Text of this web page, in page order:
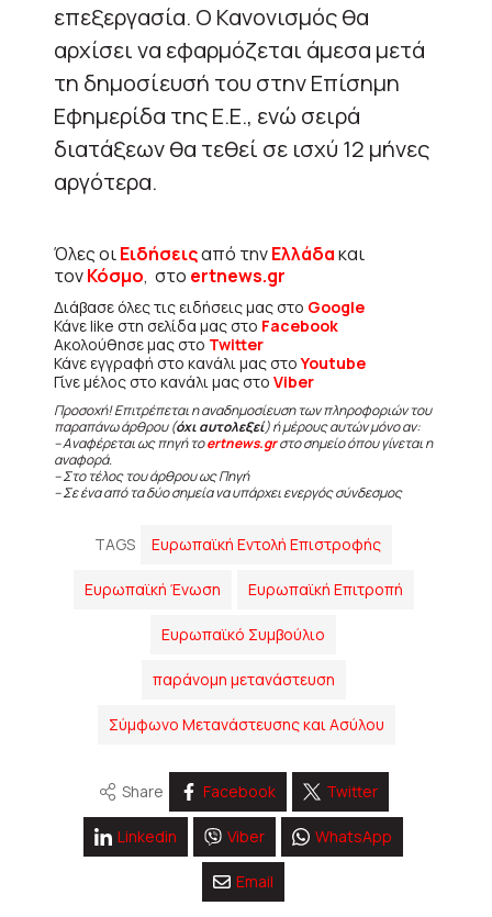
επεξεργασία. Ο Κανονισμός θα
αρχίσει να εφαρμόζεται άμεσα μετά
τη δημοσίευσή του στην Επίσημη
Εφημερίδα της Ε.Ε., ενώ σειρά
διατάξεων θα τεθεί σε ισχύ 12 μήνες
αργότερα.
Όλες οιΕιδήσειςαπό τηνΕλλάδακαι
τονΚόσμο, στο ertnews.gr
Διάβασε όλες τις ειδήσεις μας στο Google
Κάνε like στη σελίδα μας στο Facebook
Ακολούθησε μας στο Twitter
Κάνε εγγραφή στο κανάλι μας στοYoutube
Γίνε μέλος στο κανάλι μας στο Viber
Προσοχή! Επιτρέπεται η αναδημοσίευση των πληροφοριών του
παραπάνω άρθρου (όχι αυτολεξεί) ή μέρους αυτών μόνο αν:
– Αναφέρεται ως πηγή τοertnews.grστο σημείο όπου γίνεται η
αναφορά.
– Στο τέλος του άρθρου ως Πηγή
– Σε ένα από τα δύο σημεία να υπάρχει ενεργός σύνδεσμος
TAGS Ευρωπαϊκή Εντολή Επιστροφής
Ευρωπαϊκή Ένωση Ευρωπαϊκή Επιτροπή
Ευρωπαϊκό Συμβούλιο
παράνομη μετανάστευση
Σύμφωνο Μετανάστευσης και Ασύλου
Share Facebook Twitter
Linkedin Viber WhatsApp
Email